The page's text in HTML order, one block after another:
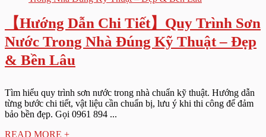
【Hướng Dẫn Chi Tiết】Quy Trình Sơn
Nước Trong Nhà Đúng Kỹ Thuật – Đẹp
& Bền Lâu
Tìm hiểu quy trình sơn nước trong nhà chuẩn kỹ thuật. Hướng dẫn
từng bước chi tiết, vật liệu cần chuẩn bị, lưu ý khi thi công để đảm
bảo bền đẹp. Gọi 0961 894 ...
READ MORE +